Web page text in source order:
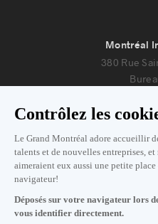
Montréal
380 Rue
Nous
Lundi au